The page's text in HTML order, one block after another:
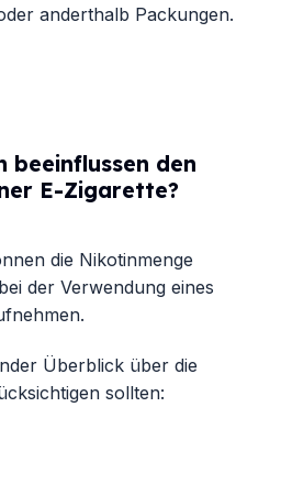
anderthalb Packungen.
beeinflussen den
E-Zigarette?
die Nikotinmenge
der Verwendung eines
Überblick über die
sollten: